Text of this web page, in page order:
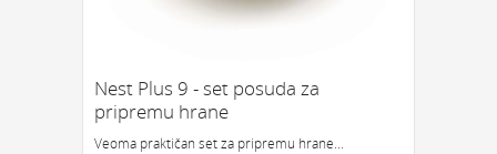
Nest Plus 9 - set posuda za
pripremu hrane
Veoma praktičan set za pripremu hrane...